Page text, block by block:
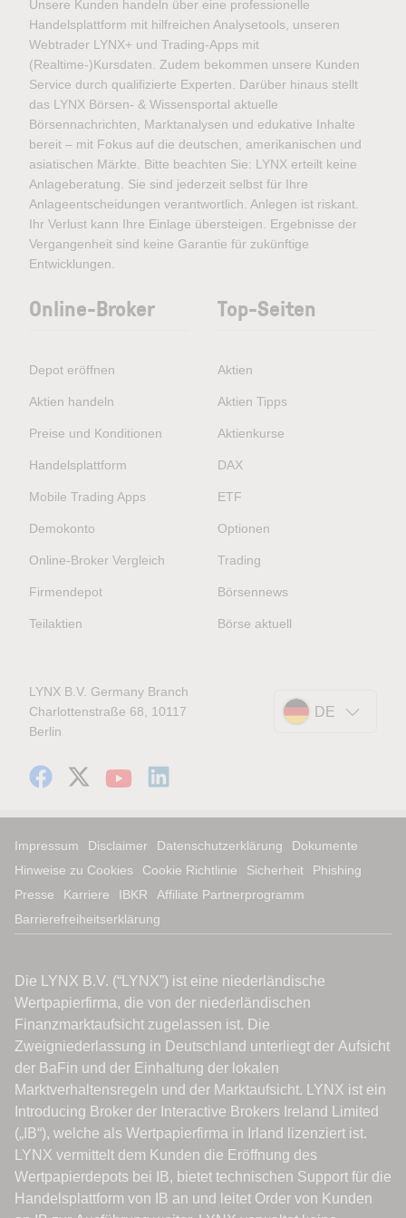
Unsere Kunden handeln über eine professionelle
Handelsplattform mit hilfreichen Analysetools, unseren
Webtrader LYNX+ und Trading-Apps mit
(Realtime-)Kursdaten. Zudem bekommen unsere Kunden
Service durch qualifizierte Experten. Darüber hinaus stellt
das LYNX Börsen- & Wissensportal aktuelle
Börsennachrichten, Marktanalysen und edukative Inhalte
bereit – mit Fokus auf die deutschen, amerikanischen und
asiatischen Märkte. Bitte beachten Sie: LYNX erteilt keine
Anlageberatung. Sie sind jederzeit selbst für Ihre
Anlageentscheidungen verantwortlich. Anlegen ist riskant.
Ihr Verlust kann Ihre Einlage übersteigen. Ergebnisse der
Vergangenheit sind keine Garantie für zukünftige
Entwicklungen.
Online-Broker
Depot eröffnen
Aktien handeln
Preise und Konditionen
Handelsplattform
Mobile Trading Apps
Demokonto
Online-Broker Vergleich
Firmendepot
Teilaktien
Top-Seiten
Aktien
Aktien Tipps
Aktienkurse
DAX
ETF
Optionen
Trading
Börsennews
Börse aktuell
LYNX B.V. Germany Branch
Charlottenstraße 68, 10117
Berlin
DE
Impressum Disclaimer Datenschutzerklärung
Dokumente
Hinweise zu Cookies
Cookie Richtlinie Sicherheit
Phishing
Presse
Karriere IBKR
Affiliate Partnerprogramm
Barrierefreiheitserklärung